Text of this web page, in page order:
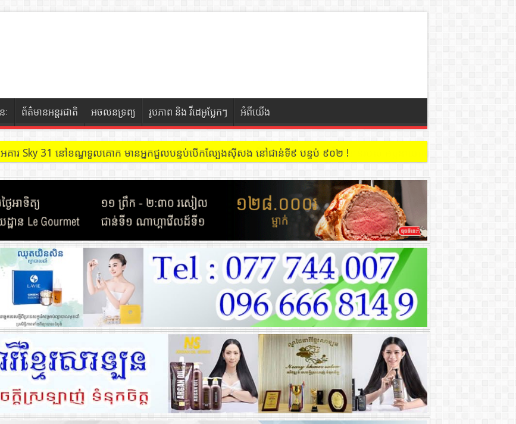
ៈ ព័ត៌មានអន្តរជាតិ អចលនទ្រព្យ រូបភាព និង វីដេអូប្លែកៗ អំពីយើង
អគារ Sky 31 នៅខណ្ឌទួលគោក មានអ្នកជួលបន្ទប់បើកល្បែងសុីសង នៅជាន់ទី៩ បន្ទប់ ៩០២ !